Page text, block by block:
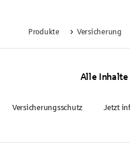
Produkte Versicherung
Alle
Versicherungsschutz Jetzt